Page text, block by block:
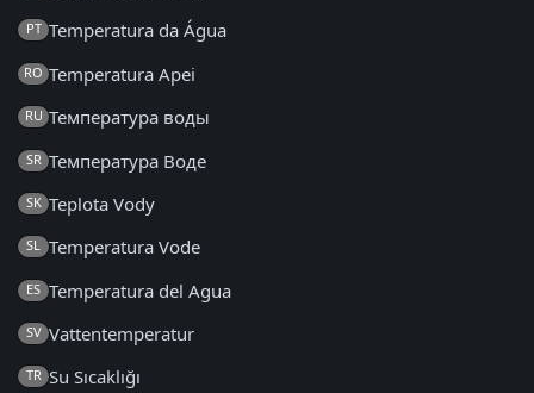
PT Temperatura da Água
RO Temperatura Apei
RU Температура воды
SR Температура Воде
SK Teplota Vody
SL Temperatura Vode
ES Temperatura del Agua
SV Vattentemperatur
TR Su Sıcaklığı